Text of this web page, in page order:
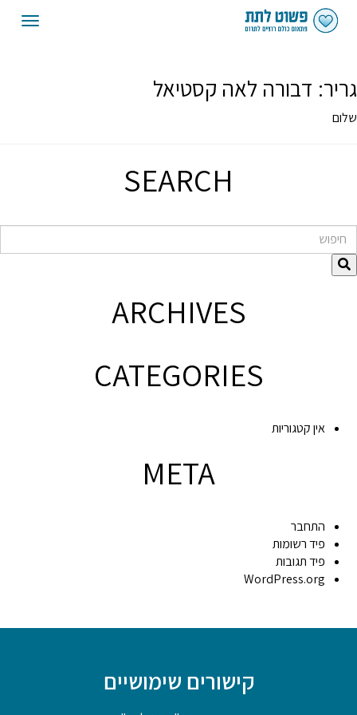
גריר: דבורה לאה קסטיאל
שלום
SEARCH
חיפוש
ARCHIVES
CATEGORIES
אין קטגוריות
META
התחבר
פיד רשומות
פיד תגובות
WordPress.org
קישורים שימושיים